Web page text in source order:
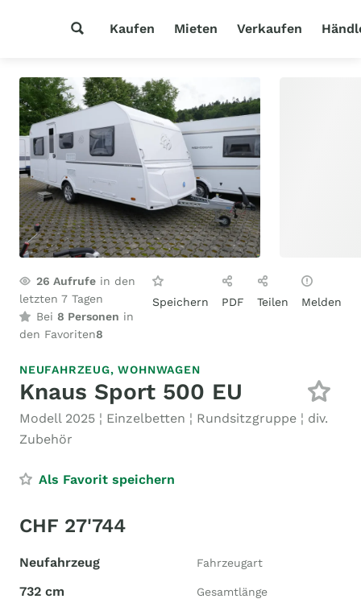
Kaufen Mieten Verkaufen
26 Aufrufe in den
letzten 7 Tagen
Bei 8 Personen in
den Favoriten8
Speichern PDF Teilen Melden
NEUFAHRZEUG,WOHNWAGEN
Knaus Sport 500 EU
Modell 2025 ¦ Einzelbetten ¦ Rundsitzgruppe ¦ div.
Zubehör
Als Favorit speichern
CHF 27'744
Neufahrzeug Fahrzeugart
732 cm Gesamtlänge